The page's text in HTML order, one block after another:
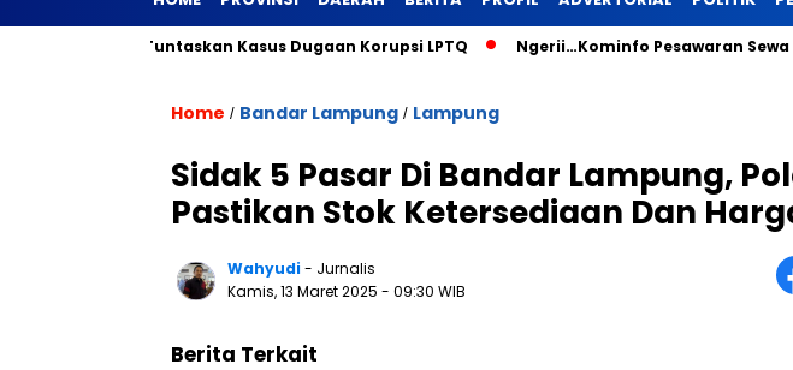
Pringsewu Tuntaskan Kasus Dugaan Korupsi LPTQ Ngerii…Kominfo Pesawaran Sewa
Home / Bandar Lampung / Lampung
Sidak 5 Pasar Di Bandar Lampung,
Pastikan Stok Ketersediaan Dan
Wahyudi- Jurnalis
Kamis, 13 Maret 2025 - 09:30 WIB
Berita Terkait